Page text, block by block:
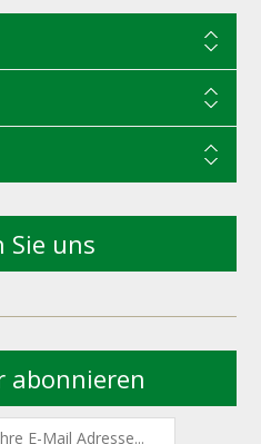
Sie uns
abonnieren